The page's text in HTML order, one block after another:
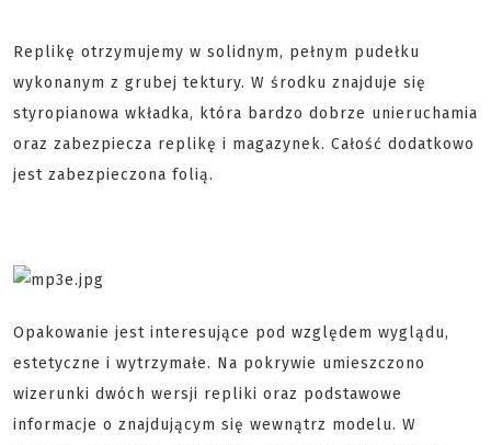
Replikę otrzymujemy w solidnym, pełnym pudełku
wykonanym z grubej tektury. W środku znajduje się
styropianowa wkładka, która bardzo dobrze unieruchamia
oraz zabezpiecza replikę i magazynek. Całość dodatkowo
jest zabezpieczona folią.
Opakowanie jest interesujące pod względem wyglądu,
estetyczne i wytrzymałe. Na pokrywie umieszczono
wizerunki dwóch wersji repliki oraz podstawowe
informacje o znajdującym się wewnątrz modelu. W